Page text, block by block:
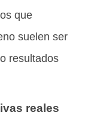
que
suelen ser
resultados
reales